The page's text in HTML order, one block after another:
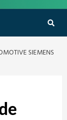
SIEMENS